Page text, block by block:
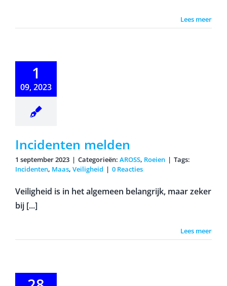
Lees meer
1
09, 2023
Incidenten melden
1 september 2023 | Categorieën: AROSS, Roeien | Tags:
Incidenten, Maas, Veiligheid | 0 Reacties
Veiligheid is in het algemeen belangrijk, maar zeker
bij [...]
Lees meer